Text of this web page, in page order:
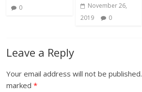
0
November 26,
2019
0
Leave a Reply
Your email address will not be published.
marked*